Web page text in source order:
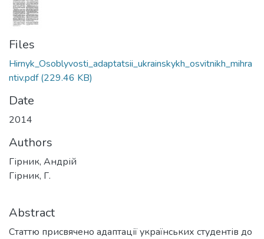
Files
Hirnyk_Osoblyvosti_adaptatsii_ukrainskykh_osvitnikh_mihra
ntiv.pdf(229.46 KB)
Date
2014
Authors
Гірник, Андрій
Гірник, Г.
Abstract
Статтю присвячено адаптації українських студентів до